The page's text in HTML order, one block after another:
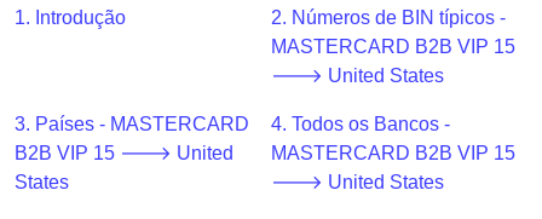
v2
Generator
from
Banks
1. Introdução
2. Números de BIN típicos -
MASTERCARD B2B VIP 15
🡒 United States
3. Países - MASTERCARD
B2B VIP 15 🡒 United
States
4. Todos os Bancos -
MASTERCARD B2B VIP 15
🡒 United States